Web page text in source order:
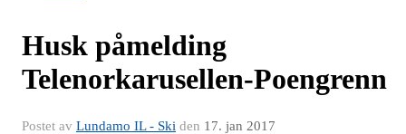
Husk påmelding
Telenorkarusellen-Poengrenn
Postet av Lundamo IL - Ski den 17. jan 2017